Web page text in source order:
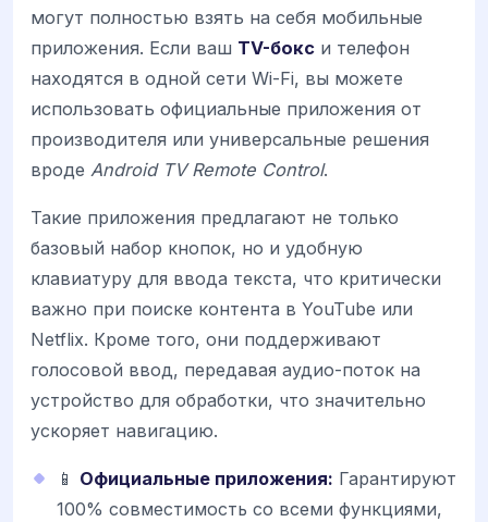
могут полностью взять на себя мобильные
приложения. Если ваш TV-бокс и телефон
находятся в одной сети Wi-Fi, вы можете
использовать официальные приложения от
производителя или универсальные решения
вроде Android TV Remote Control.
Такие приложения предлагают не только
базовый набор кнопок, но и удобную
клавиатуру для ввода текста, что критически
важно при поиске контента в YouTube или
Netflix. Кроме того, они поддерживают
голосовой ввод, передавая аудио-поток на
устройство для обработки, что значительно
ускоряет навигацию.
📱 Официальные приложения: Гарантируют
100% совместимость со всеми функциями,